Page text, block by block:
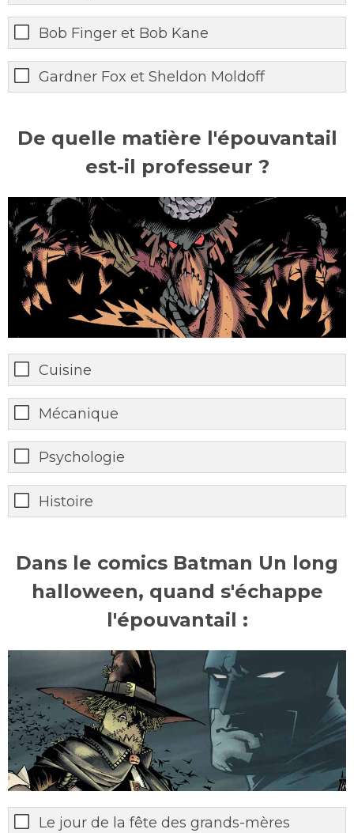
Bob Finger et Bob Kane
Gardner Fox et Sheldon Moldoff
De quelle matière l'épouvantail
est-il professeur ?
Cuisine
Mécanique
Psychologie
Histoire
Dans le comics Batman Un long
halloween, quand s'échappe
l'épouvantail :
Le jour de la fête des grands-mères